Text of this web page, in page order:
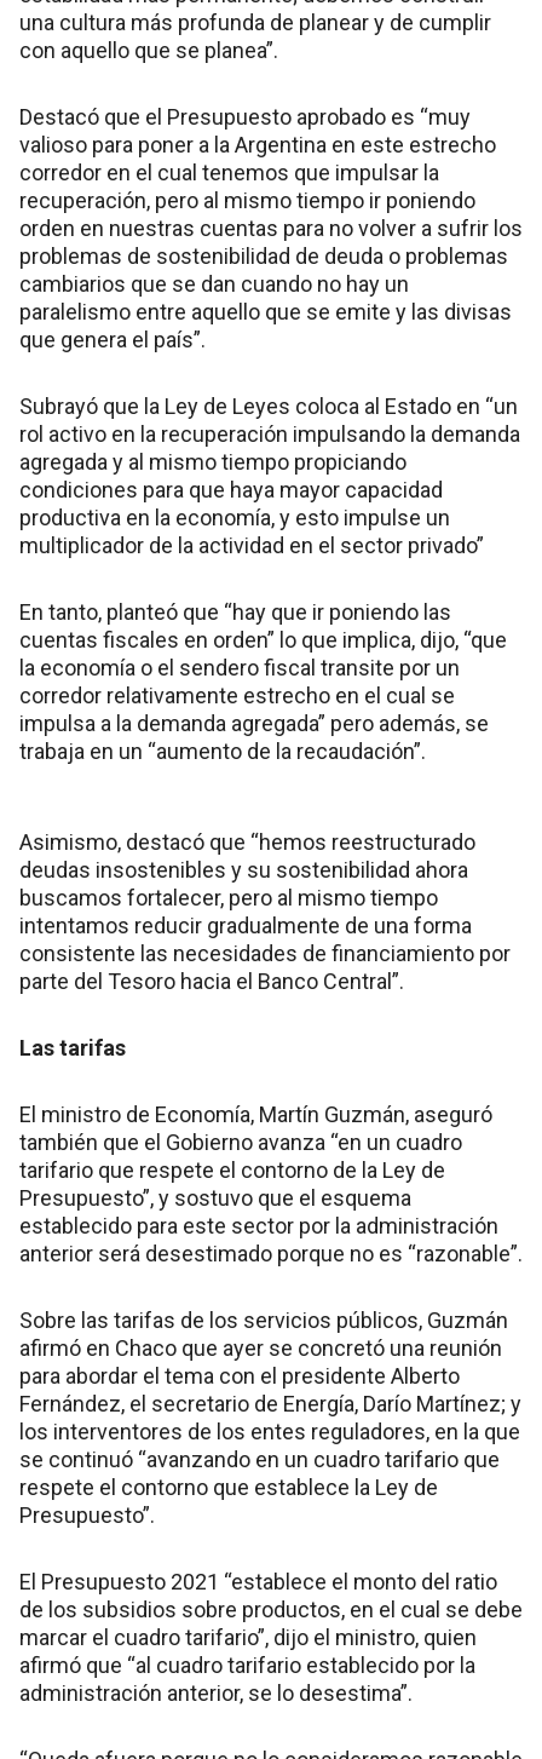
una cultura más profunda de planear y de cumplir
con aquello que se planea”.
Destacó que el Presupuesto aprobado es “muy
valioso para poner a la Argentina en este estrecho
corredor en el cual tenemos que impulsar la
recuperación, pero al mismo tiempo ir poniendo
orden en nuestras cuentas para no volver a sufrir los
problemas de sostenibilidad de deuda o problemas
cambiarios que se dan cuando no hay un
paralelismo entre aquello que se emite y las divisas
que genera el país”.
Subrayó que la Ley de Leyes coloca al Estado en “un
rol activo en la recuperación impulsando la demanda
agregada y al mismo tiempo propiciando
condiciones para que haya mayor capacidad
productiva en la economía, y esto impulse un
multiplicador de la actividad en el sector privado”
En tanto, planteó que “hay que ir poniendo las
cuentas fiscales en orden” lo que implica, dijo, “que
la economía o el sendero fiscal transite por un
corredor relativamente estrecho en el cual se
impulsa a la demanda agregada” pero además, se
trabaja en un “aumento de la recaudación”.
Asimismo, destacó que “hemos reestructurado
deudas insostenibles y su sostenibilidad ahora
buscamos fortalecer, pero al mismo tiempo
intentamos reducir gradualmente de una forma
consistente las necesidades de financiamiento por
parte del Tesoro hacia el Banco Central”.
Las tarifas
El ministro de Economía, Martín Guzmán, aseguró
también que el Gobierno avanza “en un cuadro
tarifario que respete el contorno de la Ley de
Presupuesto”, y sostuvo que el esquema
establecido para este sector por la administración
anterior será desestimado porque no es “razonable”.
Sobre las tarifas de los servicios públicos, Guzmán
afirmó en Chaco que ayer se concretó una reunión
para abordar el tema con el presidente Alberto
Fernández, el secretario de Energía, Darío Martínez; y
los interventores de los entes reguladores, en la que
se continuó “avanzando en un cuadro tarifario que
respete el contorno que establece la Ley de
Presupuesto”.
El Presupuesto 2021 “establece el monto del ratio
de los subsidios sobre productos, en el cual se debe
marcar el cuadro tarifario”, dijo el ministro, quien
afirmó que “al cuadro tarifario establecido por la
administración anterior, se lo desestima”.